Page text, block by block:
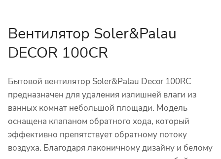
Вентилятор Soler&Palau
DECOR 100CR
Бытовой вентилятор Soler&Palau Decor 100RC
предназначен для удаления излишней влаги из
ванных комнат небольшой площади. Модель
оснащена клапаном обратного хода, который
эффективно препятствует обратному потоку
воздуха. Благодаря лаконичному дизайну и белому